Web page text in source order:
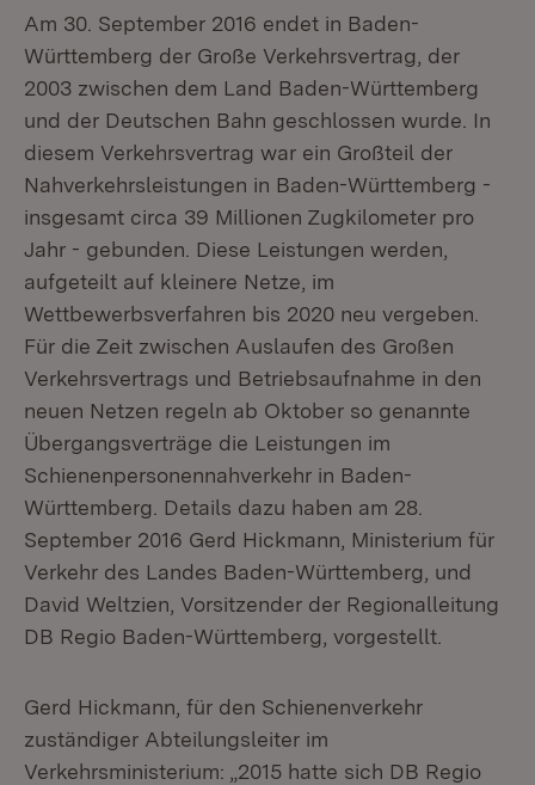
Am 30. September 2016 endet in Baden-
Württemberg der Große Verkehrsvertrag, der
2003 zwischen dem Land Baden-Württemberg
und der Deutschen Bahn geschlossen wurde. In
diesem Verkehrsvertrag war ein Großteil der
Nahverkehrsleistungen in Baden-Württemberg -
insgesamt circa 39 Millionen Zugkilometer pro
Jahr - gebunden. Diese Leistungen werden,
aufgeteilt auf kleinere Netze, im
Wettbewerbsverfahren bis 2020 neu vergeben.
Für die Zeit zwischen Auslaufen des Großen
Verkehrsvertrags und Betriebsaufnahme in den
neuen Netzen regeln ab Oktober so genannte
Übergangsverträge die Leistungen im
Schienenpersonennahverkehr in Baden-
Württemberg. Details dazu haben am 28.
September 2016 Gerd Hickmann, Ministerium für
Verkehr des Landes Baden-Württemberg, und
David Weltzien, Vorsitzender der Regionalleitung
DB Regio Baden-Württemberg, vorgestellt.
Gerd Hickmann, für den Schienenverkehr
zuständiger Abteilungsleiter im
Verkehrsministerium: „2015 hatte sich DB Regio